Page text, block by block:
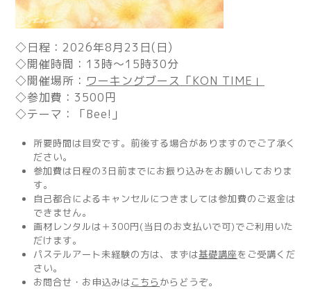
◇日程：2026年8月23日(日)
◇開催時間：13時～15時30分
◇開催場所： ワーキングブース「KON TIME」
◇参加費：3500円
◇テーマ：「Bee!」
所要時間は目安です。前後する場合がありますのでご了承く
ださい。
参加費は日程の3日前までにお振り込みをお願いしておりま
す。
自己都合によるキャンセルにつきましては参加費のご返金は
できません。
画材レンタルは＋300円(当日のお支払いで可)でご利用いた
だけます。
パステルアート未経験の方は、まずは基礎講座をご受講くだ
さい。
お問合せ・お申込みはこちら からどうぞ。